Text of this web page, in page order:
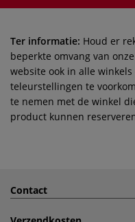
Ter informatie: Houd er
beperkte omvang van
website ook in alle
teleurstellingen te
te nemen met de winkel
product kunnen
Contact